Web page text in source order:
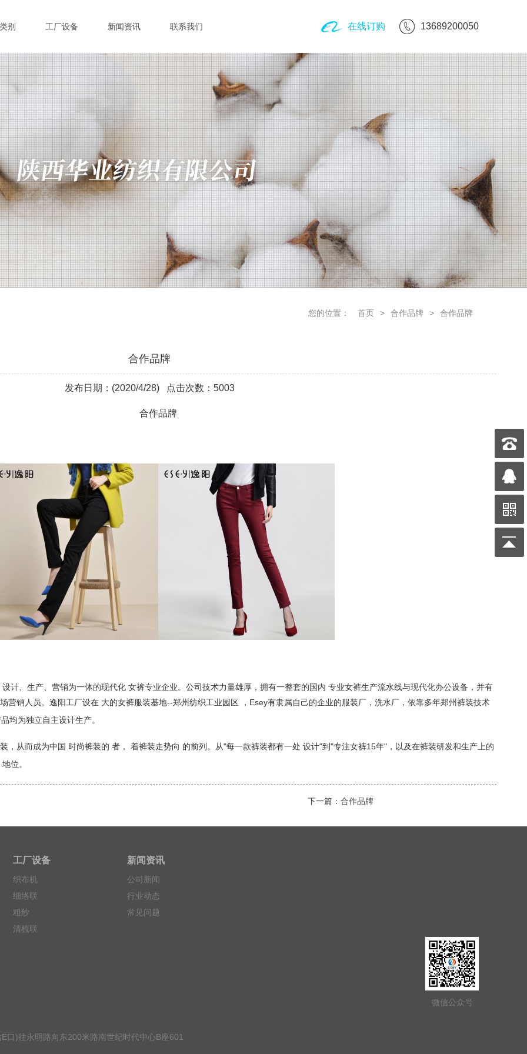
别 工厂设备 新闻资讯 联系我们 在线订购 13689200050
您的位置： 首页 > 合作品牌 > 合作品牌
合作品牌
发布日期：(2020/4/28) 点击次数：5003
合作品牌
计、生产、营销为一体的现代化 女裤专业企业。公司技术力量雄厚，拥有一整套的国内 专业女裤生产流水线与现代化办公设备，并有
营销人员。 逸阳工厂设在 大的女裤服装基地--郑州纺织工业园区 ，Esey有隶属自己的企业的服装厂，洗水厂，依靠多年郑州裤装技术
均为独立自主设计生产。
，从而成为中国 时尚裤装的 者， 着裤装走势向 的前列。
从"每一款裤装都有一处 设计"到"专注女裤15年"，以及在裤装研发和生产上的
位。
下一篇： 合作品牌
工厂设备
织布机
细络联
粗纱
清梳联
新闻资讯
公司新闻
行业动态
常见问题
口)往永明路向东200米路南世纪时代中心B座601
微信公众号